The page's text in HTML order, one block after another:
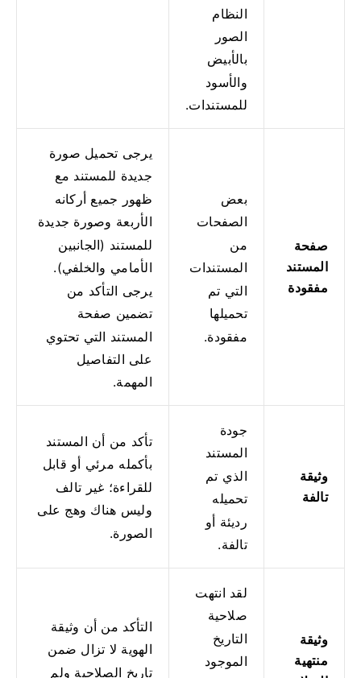
النظام
الصور
بالأبيض
والأسود
للمستندات.
صفحة
المستند
مفقودة
بعض
الصفحات
من
المستندات
التي تم
تحميلها
مفقودة.
يرجى تحميل صورة
جديدة للمستند مع
ظهور جميع أركانه
الأربعة وصورة جديدة
للمستند (الجانبين
الأمامي والخلفي).
يرجى التأكد من
تضمين صفحة
المستند التي تحتوي
على التفاصيل
المهمة.
وثيقة
تالفة
جودة
المستند
الذي تم
تحميله
رديئة أو
تالفة.
تأكد من أن المستند
بأكمله مرئي أو قابل
للقراءة؛ غير تالف
وليس هناك وهج على
الصورة.
وثيقة
منتهية
لقد انتهت
صلاحية
التاريخ
الموجود
التأكد من أن وثيقة
الهوية لا تزال ضمن
تاريخ الصلاحية ولم